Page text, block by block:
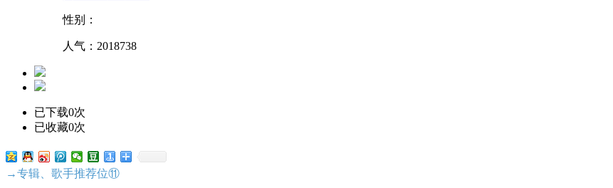
性别：
人气： 2018738
已下载0次
已收藏0次
→专辑、歌手推荐位⑪